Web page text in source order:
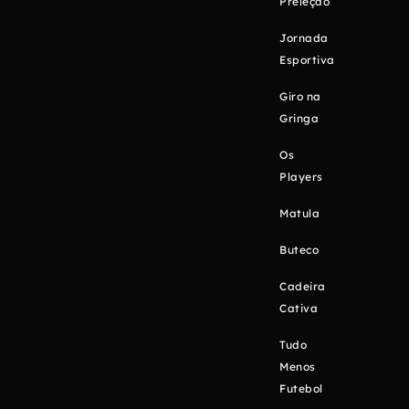
Jornada
Esportiva
Giro na
Gringa
Os
Players
Matula
Buteco
Cadeira
Cativa
Tudo
Menos
Futebol